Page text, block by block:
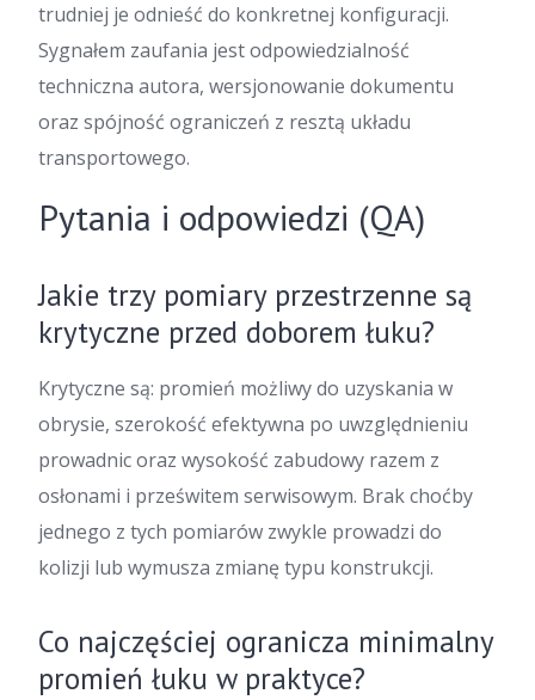
trudniej je odnieść do konkretnej konfiguracji.
Sygnałem zaufania jest odpowiedzialność
techniczna autora, wersjonowanie dokumentu
oraz spójność ograniczeń z resztą układu
transportowego.
Pytania i odpowiedzi (QA)
Jakie trzy pomiary przestrzenne są
krytyczne przed doborem łuku?
Krytyczne są: promień możliwy do uzyskania w
obrysie, szerokość efektywna po uwzględnieniu
prowadnic oraz wysokość zabudowy razem z
osłonami i prześwitem serwisowym. Brak choćby
jednego z tych pomiarów zwykle prowadzi do
kolizji lub wymusza zmianę typu konstrukcji.
Co najczęściej ogranicza minimalny
promień łuku w praktyce?